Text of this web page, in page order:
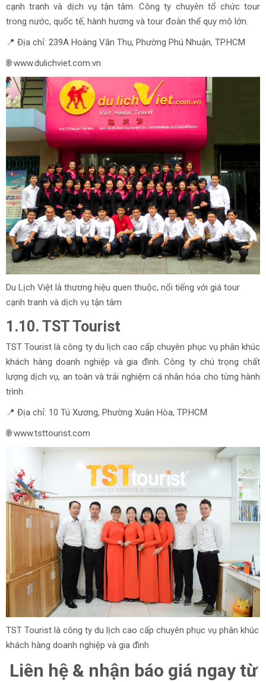
cạnh tranh và dịch vụ tận tâm. Công ty chuyên tổ chức tour
trong nước, quốc tế, hành hương và tour đoàn thể quy mô lớn.
📍 Địa chỉ: 239A Hoàng Văn Thụ, Phường Phú Nhuận, TP.HCM
🌐 www.dulichviet.com.vn
Du Lịch Việt là thương hiệu quen thuộc, nổi tiếng với giá tour
cạnh tranh và dịch vụ tận tâm
1.10. TST Tourist
TST Tourist là công ty du lịch cao cấp chuyên phục vụ phân khúc
khách hàng doanh nghiệp và gia đình. Công ty chú trọng chất
lượng dịch vụ, an toàn và trải nghiệm cá nhân hóa cho từng hành
trình.
📍 Địa chỉ: 10 Tú Xương, Phường Xuân Hòa, TP.HCM
🌐 www.tsttourist.com
TST Tourist là công ty du lịch cao cấp chuyên phục vụ phân khúc
khách hàng doanh nghiệp và gia đình
Liên hệ & nhận báo giá ngay từ